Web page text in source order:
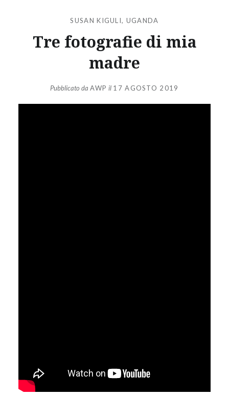
SUSAN KIGULI, UGANDA
Tre fotografie di mia
madre
Pubblicato daAWP il 17 AGOSTO 2019